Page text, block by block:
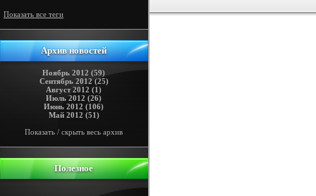
Показать все теги
Архив новостей
Ноябрь 2012 (59)
Сентябрь 2012 (25)
Август 2012 (1)
Июль 2012 (26)
Июнь 2012 (106)
Май 2012 (51)
Показать / скрыть весь архив
Полезное